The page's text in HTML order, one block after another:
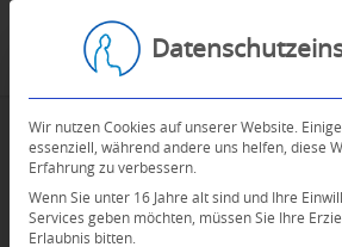
Wir nutzen Cookies auf unserer Website.
essenziell, während andere uns helfen, diese
Erfahrung zu verbessern.
Wenn Sie unter 16 Jahre alt sind und Ihre
Services geben möchten, müssen Sie Ihre
Erlaubnis bitten.